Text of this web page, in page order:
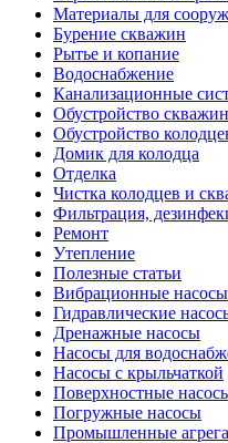
Материалы для
Бурение скважин
Рытье и копание
Водоснабжение
Канализационные
Обустройство скважин
Обустройство
Домик для колодца
Отделка
Чистка колодцев и
Фильтрация,
Ремонт
Утепление
Полезные статьи
Вибрационные насосы
Гидравлические
Дренажные насосы
Насосы для
Насосы с крыльчаткой
Поверхностные
Погружные насосы
Промышленные